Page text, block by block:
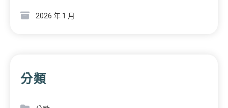
2026 年 1 月
分類